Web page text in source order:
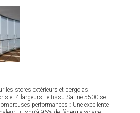
les stores extérieurs et pergolas.
et 4 largeurs, le tissu Satiné 5500 se
performances : Une excellente